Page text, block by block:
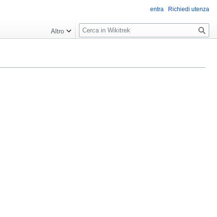
entra Richiedi utenza
Altro
R
i
r